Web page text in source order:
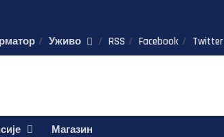
Уживо RSS Facebook Twitter
Магазин